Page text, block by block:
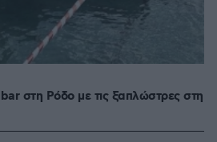
στη Ρόδο με τις ξαπλώστρες στη